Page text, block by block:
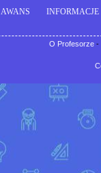
AWANS INFORMACJE
O Profesorze-